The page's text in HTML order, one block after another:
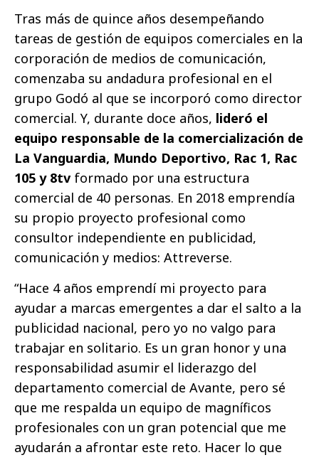
Tras más de quince años desempeñando
tareas de gestión de equipos comerciales en la
corporación de medios de comunicación,
comenzaba su andadura profesional en el
grupo Godó al que se incorporó como director
comercial. Y, durante doce años, lideró el
equipo responsable de la comercialización de
La Vanguardia, Mundo Deportivo, Rac 1, Rac
105 y 8tvformado por una estructura
comercial de 40 personas. En 2018 emprendía
su propio proyecto profesional como
consultor independiente en publicidad,
comunicación y medios: Attreverse.
“Hace 4 años emprendí mi proyecto para
ayudar a marcas emergentes a dar el salto a la
publicidad nacional, pero yo no valgo para
trabajar en solitario. Es un gran honor y una
responsabilidad asumir el liderazgo del
departamento comercial de Avante, pero sé
que me respalda un equipo de magníficos
profesionales con un gran potencial que me
ayudarán a afrontar este reto. Hacer lo que